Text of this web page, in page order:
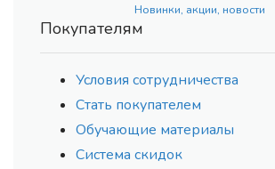
Новинки, акции, новости
Покупателям
Условия сотрудничества
Стать покупателем
Обучающие материалы
Система скидок